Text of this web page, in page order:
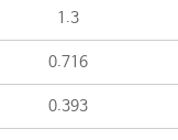
1.3
0.716
0.393